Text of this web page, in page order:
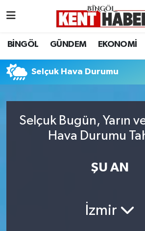
BİNGÖL GÜNDEM EKONOMİ
Selçuk Hava Durumu
Selçuk Bugün, Yarın
Hava Durumu
ŞU AN
İzmir
BİLİM-TEKNOLOJİ
DÜNYA
EKONOMİ
Bingöl Hava Durumu
Bingöl Namaz Vakitleri
Süper Lig Puan Durumu ve